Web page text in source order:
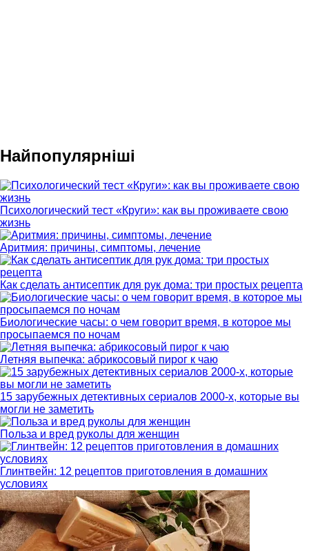
Найпопулярніші
Психологический тест «Круги»: как вы проживаете свою
жизнь
Аритмия: причины, симптомы, лечение
Как сделать антисептик для рук дома: три простых рецепта
Биологические часы: о чем говорит время, в которое мы
просыпаемся по ночам
Летняя выпечка: абрикосовый пирог к чаю
15 зарубежных детективных сериалов 2000-х, которые вы
могли не заметить
Польза и вред руколы для женщин
Глинтвейн: 12 рецептов приготовления в домашних
условиях